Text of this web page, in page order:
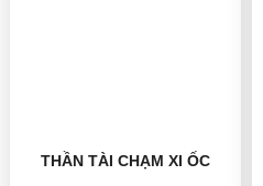
THẦN TÀI CHẠM XI ỐC